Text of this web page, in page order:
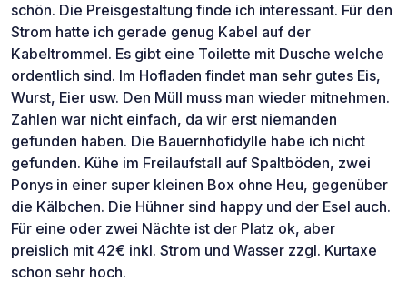
schön. Die Preisgestaltung finde ich interessant. Für den
Strom hatte ich gerade genug Kabel auf der
Kabeltrommel. Es gibt eine Toilette mit Dusche welche
ordentlich sind. Im Hofladen findet man sehr gutes Eis,
Wurst, Eier usw. Den Müll muss man wieder mitnehmen.
Zahlen war nicht einfach, da wir erst niemanden
gefunden haben. Die Bauernhofidylle habe ich nicht
gefunden. Kühe im Freilaufstall auf Spaltböden, zwei
Ponys in einer super kleinen Box ohne Heu, gegenüber
die Kälbchen. Die Hühner sind happy und der Esel auch.
Für eine oder zwei Nächte ist der Platz ok, aber
preislich mit 42€ inkl. Strom und Wasser zzgl. Kurtaxe
schon sehr hoch.